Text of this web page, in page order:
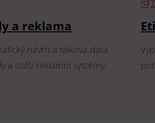
a reklama
návrh a tisková data
a další reklamní systémy.